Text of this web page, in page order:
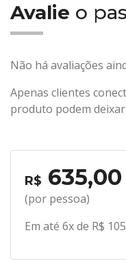
Avalie o
Não há avaliações
Apenas clientes
produto podem
R$ 635,00
(por pessoa)
Em até 6x de R$